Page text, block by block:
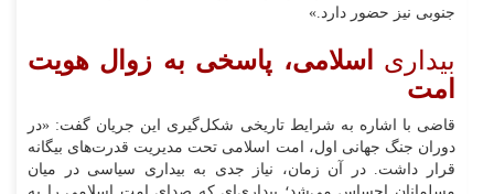
جنوبی نیز حضور دارد.»
بیداری
اسلامی، پاسخی به زوال هویت
امت
قاضی با اشاره به شرایط تاریخی شکل‌گیری این جریان گفت: «در
دوران جنگ جهانی اول، امت اسلامی تحت مدیریت قدرت‌های بیگانه
قرار داشت. در آن زمان، نیاز جدی به بیداری سیاسی در میان